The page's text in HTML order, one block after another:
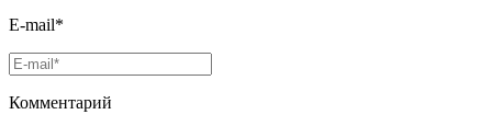
E-mail*
Комментарий